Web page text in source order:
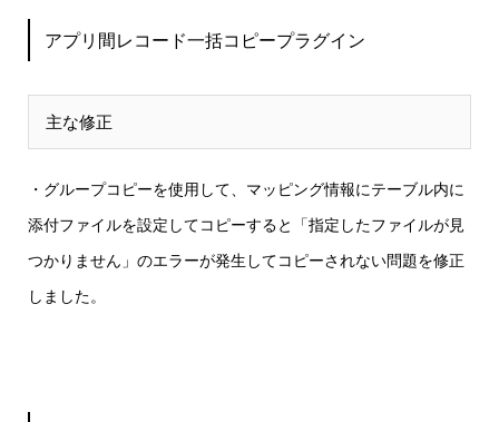
アプリ間レコード一括コピープラグイン
主な修正
・グループコピーを使用して、マッピング情報にテーブル内に
添付ファイルを設定してコピーすると「指定したファイルが見
つかりません」のエラーが発生してコピーされない問題を修正
しました。